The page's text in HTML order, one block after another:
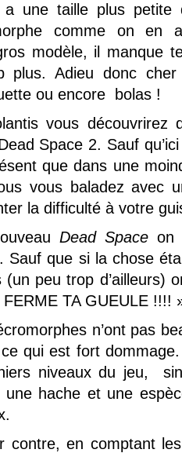
une taille plus petite
comme on en
modèle, il manque
plus. Adieu donc
ou encore bolas !
vous découvrirez
Space 2. Sauf
que dans une
vous baladez avec
la difficulté à votre
Dead Space on
Sauf que si la chose
peu trop d’ailleurs)
TA GUEULE !!!!
n’ont pas
qui est fort
niveaux du jeu,
une hache et une
contre, en comptant